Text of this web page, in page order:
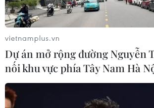
vietnamplus.vn
Dự án mở rộng đường Nguyễn
nối khu vực phía Tây Nam Hà